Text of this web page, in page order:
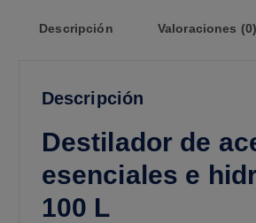
Descripción Valoraciones (0)
Descripción
Destilador de
esenciales e
100 L